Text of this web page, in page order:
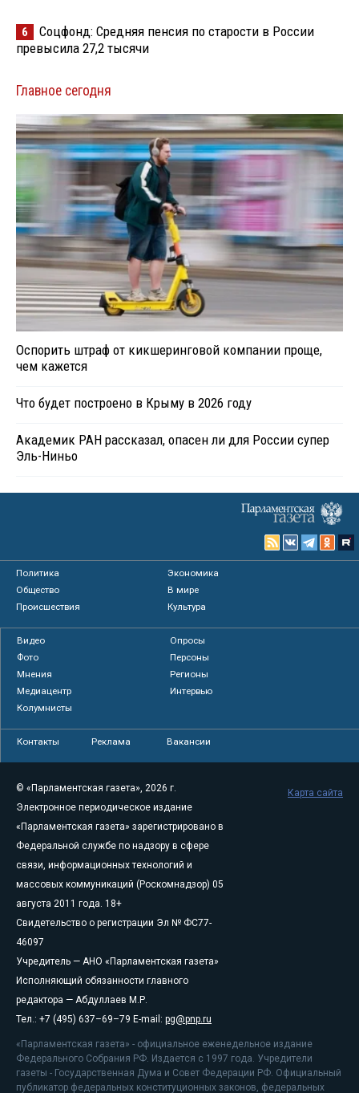
6
Соцфонд: Средняя пенсия по старости в России
превысила 27,2 тысячи
Главное сегодня
Оспорить штраф от кикшеринговой компании проще,
чем кажется
Что будет построено в Крыму в 2026 году
Академик РАН рассказал, опасен ли для России супер
Эль-Ниньо
Политика
Экономика
Общество
В мире
Происшествия
Культура
Видео
Опросы
Фото
Персоны
Мнения
Регионы
Медиацентр
Интервью
Колумнисты
Контакты Реклама Вакансии
© «Парламентская газета», 2026 г.
Электронное периодическое издание
«Парламентская газета» зарегистрировано в
Федеральной службе по надзору в сфере
связи, информационных технологий и
массовых коммуникаций (Роскомнадзор) 05
августа 2011 года. 18+
Свидетельство о регистрации Эл № ФС77-
46097
Учредитель — АНО «Парламентская газета»
Исполняющий обязанности главного
редактора — Абдуллаев М.Р.
Тел.: +7 (495) 637–69–79 E-mail: pg@pnp.ru
«Парламентская газета» - официальное еженедельное издание
Федерального Собрания РФ. Издается с 1997 года. Учредители
газеты - Государственная Дума и Совет Федерации РФ. Официальный
публикатор федеральных конституционных законов, федеральных
Карта сайта